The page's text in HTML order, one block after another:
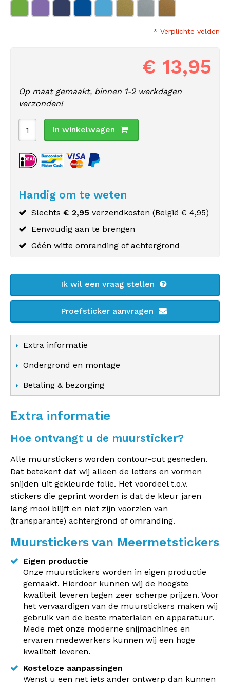
* Verplichte velden
€ 13,95
Op maat gemaakt, binnen 1-2 werkdagen
verzonden!
In winkelwagen
Handig om te weten
Slechts € 2,95 verzendkosten (België € 4,95)
Eenvoudig aan te brengen
Géén witte omranding of achtergrond
Ik wil een vraag stellen
Proefsticker aanvragen
Extra informatie
Ondergrond en montage
Betaling & bezorging
Extra informatie
Hoe ontvangt u de muursticker?
Alle muurstickers worden contour-cut gesneden.
Dat betekent dat wij alleen de letters en vormen
snijden uit gekleurde folie. Het voordeel t.o.v.
stickers die geprint worden is dat de kleur jaren
lang mooi blijft en niet zijn voorzien van
(transparante) achtergrond of omranding.
Muurstickers van Meermetstickers
Eigen productie
Onze muurstickers worden in eigen productie
gemaakt. Hierdoor kunnen wij de hoogste
kwaliteit leveren tegen zeer scherpe prijzen. Voor
het vervaardigen van de muurstickers maken wij
gebruik van de beste materialen en apparatuur.
Mede met onze moderne snijmachines en
ervaren medewerkers kunnen wij een hoge
kwaliteit leveren.
Kosteloze aanpassingen
Wenst u een net iets ander ontwerp dan kunnen